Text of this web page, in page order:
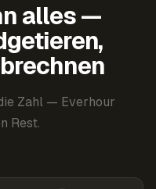
alles —
Zahl — Everhour
Rest.